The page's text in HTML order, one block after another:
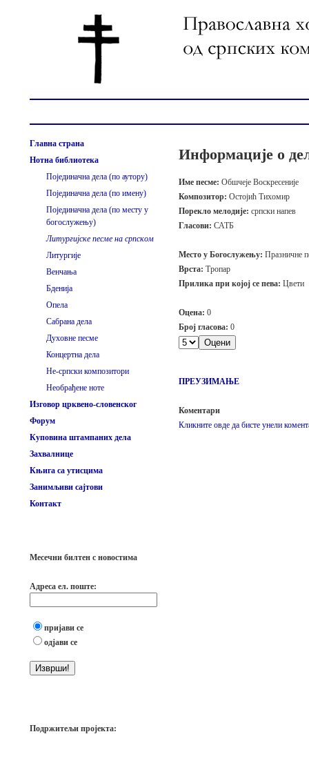
Главна страна
Нотна библиотека
Појединачна дела (по аутору)
Појединачна дела (по имену)
Појединачна дела (по месту у
богослужењу)
Литургијске песме на српском
Литургије
Венчања
Бденија
Опела
Сабрана дела
Духовне песме
Концертна дела
Не-српски композитори
Необрађене ноте
Изговор црквено-словенског
Форум
Куповина штампаних дела
Захвалнице
Књига са утисцима
Занимљиви сајтови
Контакт
Месечни билтен с новостима
Адреса ел. поште:
пријави се
одјави се
Подржитељи пројекта:
Информације о
Име песме: Обшчеје Воскресеније
Композитор: Остојић Тихомир
Порекло мелодије: српски напев
Гласови: САТБ
Место у Богослужењу: Празничне
Врста: Тропар
Прилика при којој се пева: Цвети
Оцена: 0
Број гласова: 0
ПРЕУЗИМАЊЕ
Коментари
Кликните овде да бисте унели